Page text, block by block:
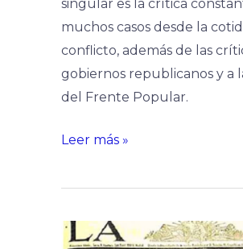
singular es la crítica
muchos casos desde la
conflicto, además de las
gobiernos republicanos y a
del Frente Popular.
Leer más »
Dos